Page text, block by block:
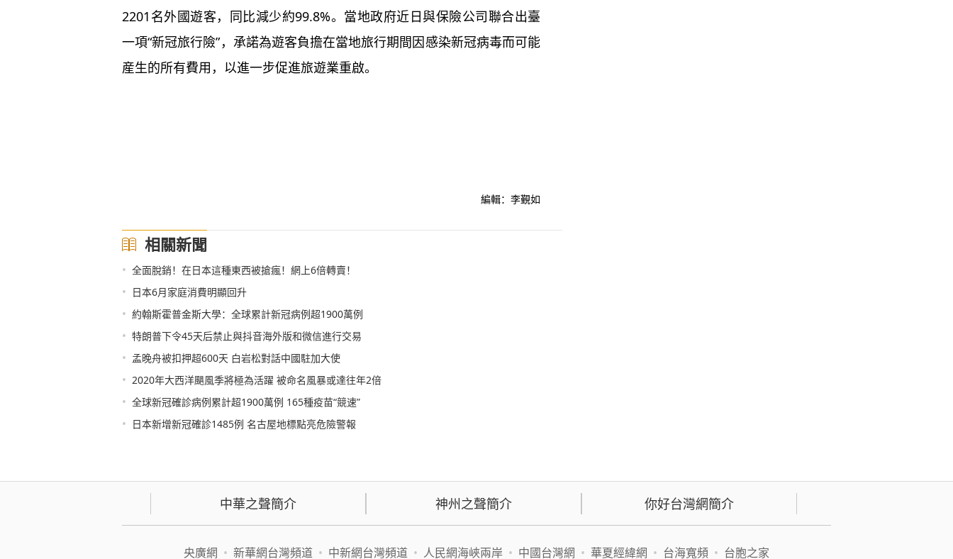
2201名外國遊客，同比減少約99.8%。當地政府近日與保險公司聯合出臺
一項“新冠旅行險”，承諾為遊客負擔在當地旅行期間因感染新冠病毒而可能
産生的所有費用，以進一步促進旅遊業重啟。
編輯：李覲如
相關新聞
• 全面脫銷！在日本這種東西被搶瘋！網上6倍轉賣！
• 日本6月家庭消費明顯回升
• 約翰斯霍普金斯大學：全球累計新冠病例超1900萬例
• 特朗普下令45天后禁止與抖音海外版和微信進行交易
• 孟晚舟被扣押超600天 白岩松對話中國駐加大使
• 2020年大西洋颶風季將極為活躍 被命名風暴或達往年2倍
• 全球新冠確診病例累計超1900萬例 165種疫苗“競速”
• 日本新增新冠確診1485例 名古屋地標點亮危險警報
中華之聲簡介 神州之聲簡介 你好台灣網簡介
央廣網 • 新華網台灣頻道 • 中新網台灣頻道 • 人民網海峽兩岸 • 中國台灣網 • 華夏經緯網 • 台海寬頻 • 台胞之家